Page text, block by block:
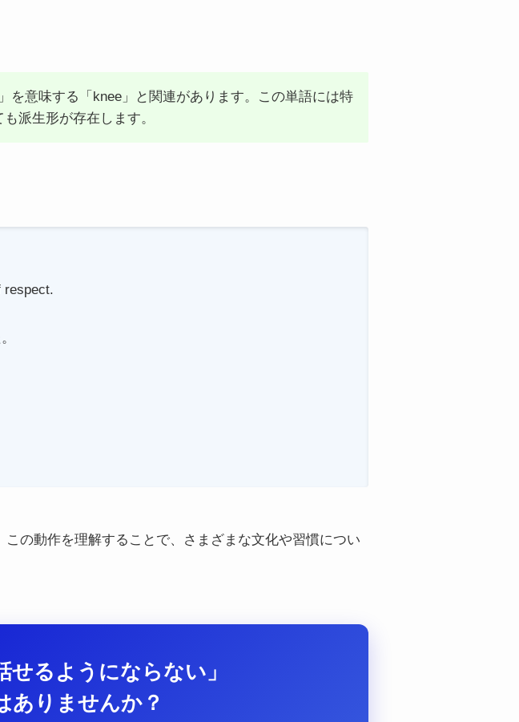
を意味する「knee」と関連があります。この単語には特
派生形が存在します。
respect.
の動作を理解することで、さまざまな文化や習慣につい
せるようにならない」
ありませんか？